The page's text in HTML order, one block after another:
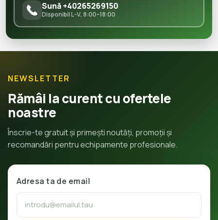
Sună +40265269150
Disponibil L–V, 8:00–18:00
NEWSLETTER
Rămâi la curent cu ofertele
noastre
Înscrie-te gratuit și primești noutăți, promoții și
recomandări pentru echipamente profesionale.
Adresa ta de email